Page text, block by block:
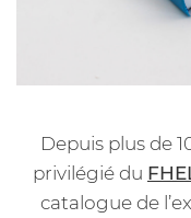
Depuis plus de
privilégié du
catalogue de